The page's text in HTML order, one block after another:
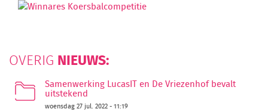
OVERIG NIEUWS:
Samenwerking LucasIT en De Vriezenhof bevalt
uitstekend
woensdag 27 jul. 2022 - 11:19